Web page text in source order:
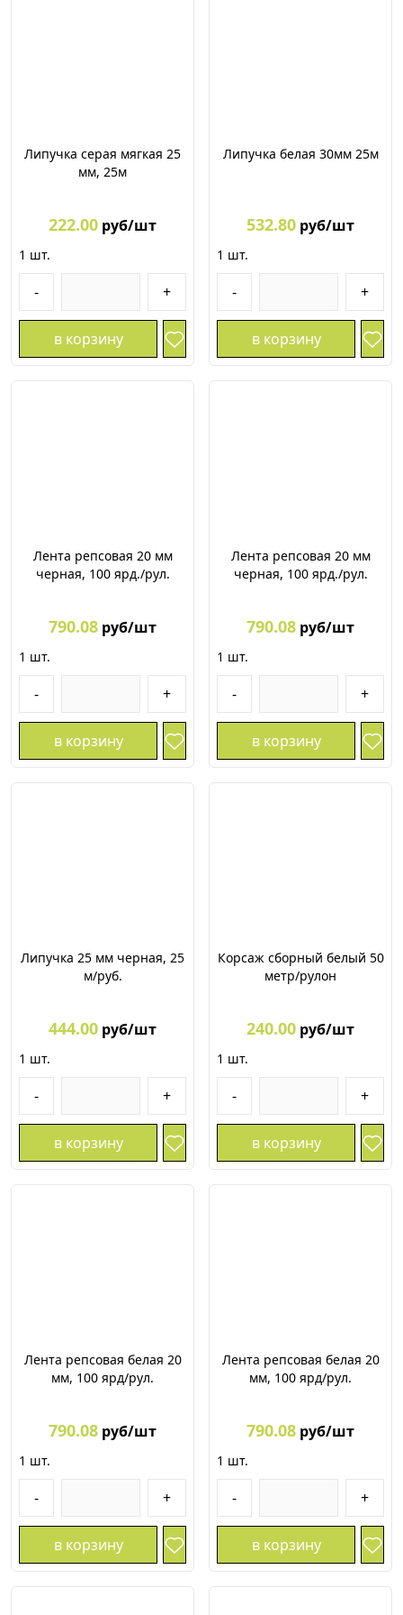
Липучка серая мягкая 25
мм, 25м
222.00 руб/шт
1 шт.
- +
в корзину
Липучка белая 30мм 25м
532.80 руб/шт
1 шт.
- +
в корзину
Лента репсовая 20 мм
черная, 100 ярд./рул.
790.08 руб/шт
1 шт.
- +
в корзину
Лента репсовая 20 мм
черная, 100 ярд./рул.
790.08 руб/шт
1 шт.
- +
в корзину
Липучка 25 мм черная, 25
м/руб.
444.00 руб/шт
1 шт.
- +
в корзину
Корсаж сборный белый 50
метр/рулон
240.00 руб/шт
1 шт.
- +
в корзину
Лента репсовая белая 20
мм, 100 ярд/рул.
790.08 руб/шт
1 шт.
- +
в корзину
Лента репсовая белая 20
мм, 100 ярд/рул.
790.08 руб/шт
1 шт.
- +
в корзину